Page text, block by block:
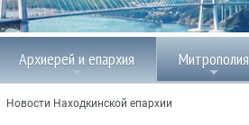
Архиерей и епархия Митрополия
Новости Находкинской епархии